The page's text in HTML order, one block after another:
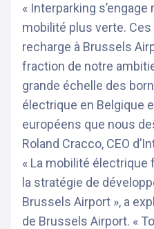
« Interparking
mobilité plus verte.
recharge à Brussels
fraction de notre
grande échelle des
électrique en Belgique
européens que nous
Roland Cracco, CEO
« La mobilité électrique
la stratégie de
Brussels Airport », a
de Brussels Airport. «